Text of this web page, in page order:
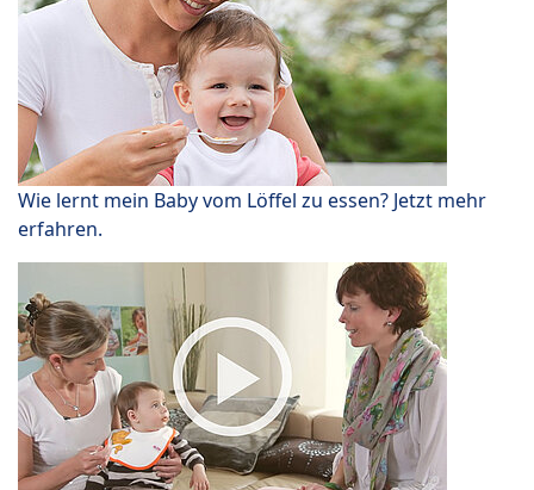
Wie lernt mein Baby vom Löffel zu essen? Jetzt mehr
erfahren.